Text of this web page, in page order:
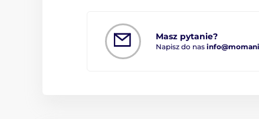
Masz pytanie?
Napisz do nas